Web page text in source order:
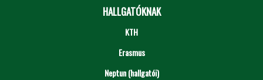
HALLGATÓKNAK
KTH
Erasmus
Neptun (hallgatói)